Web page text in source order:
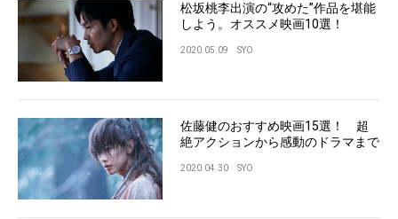
松坂桃李出演の“攻めた”作品を堪能
しよう。オススメ映画10選！
2020.05.09 SYO
佐藤健のおすすめ映画15選！ 超
絶アクションから感動のドラマまで
2020.04.30 SYO